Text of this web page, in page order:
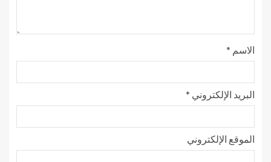
الاسم *
البريد الإلكتروني *
الموقع الإلكتروني